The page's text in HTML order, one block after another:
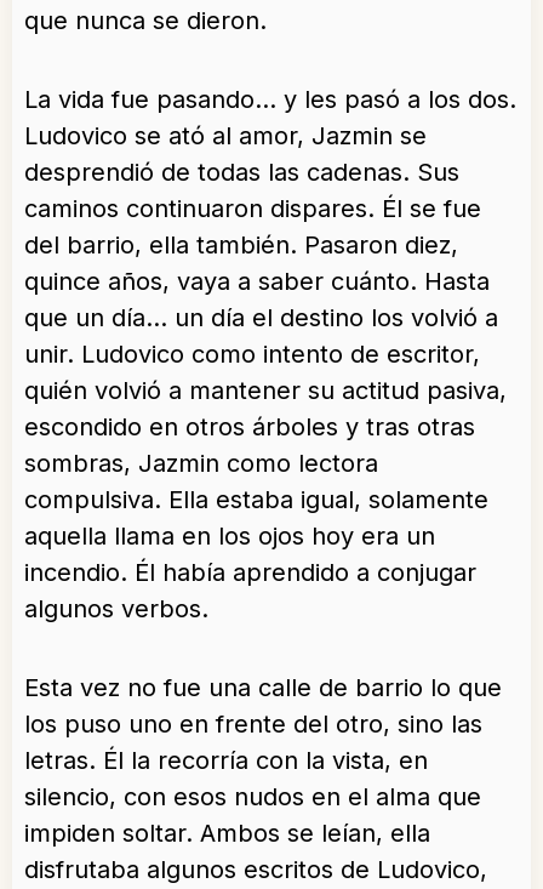
que nunca se dieron.
La vida fue pasando… y les pasó a los dos.
Ludovico se ató al amor, Jazmin se
desprendió de todas las cadenas. Sus
caminos continuaron dispares. Él se fue
del barrio, ella también. Pasaron diez,
quince años, vaya a saber cuánto. Hasta
que un día… un día el destino los volvió a
unir. Ludovico como intento de escritor,
quién volvió a mantener su actitud pasiva,
escondido en otros árboles y tras otras
sombras, Jazmin como lectora
compulsiva. Ella estaba igual, solamente
aquella llama en los ojos hoy era un
incendio. Él había aprendido a conjugar
algunos verbos.
Esta vez no fue una calle de barrio lo que
los puso uno en frente del otro, sino las
letras. Él la recorría con la vista, en
silencio, con esos nudos en el alma que
impiden soltar. Ambos se leían, ella
disfrutaba algunos escritos de Ludovico,